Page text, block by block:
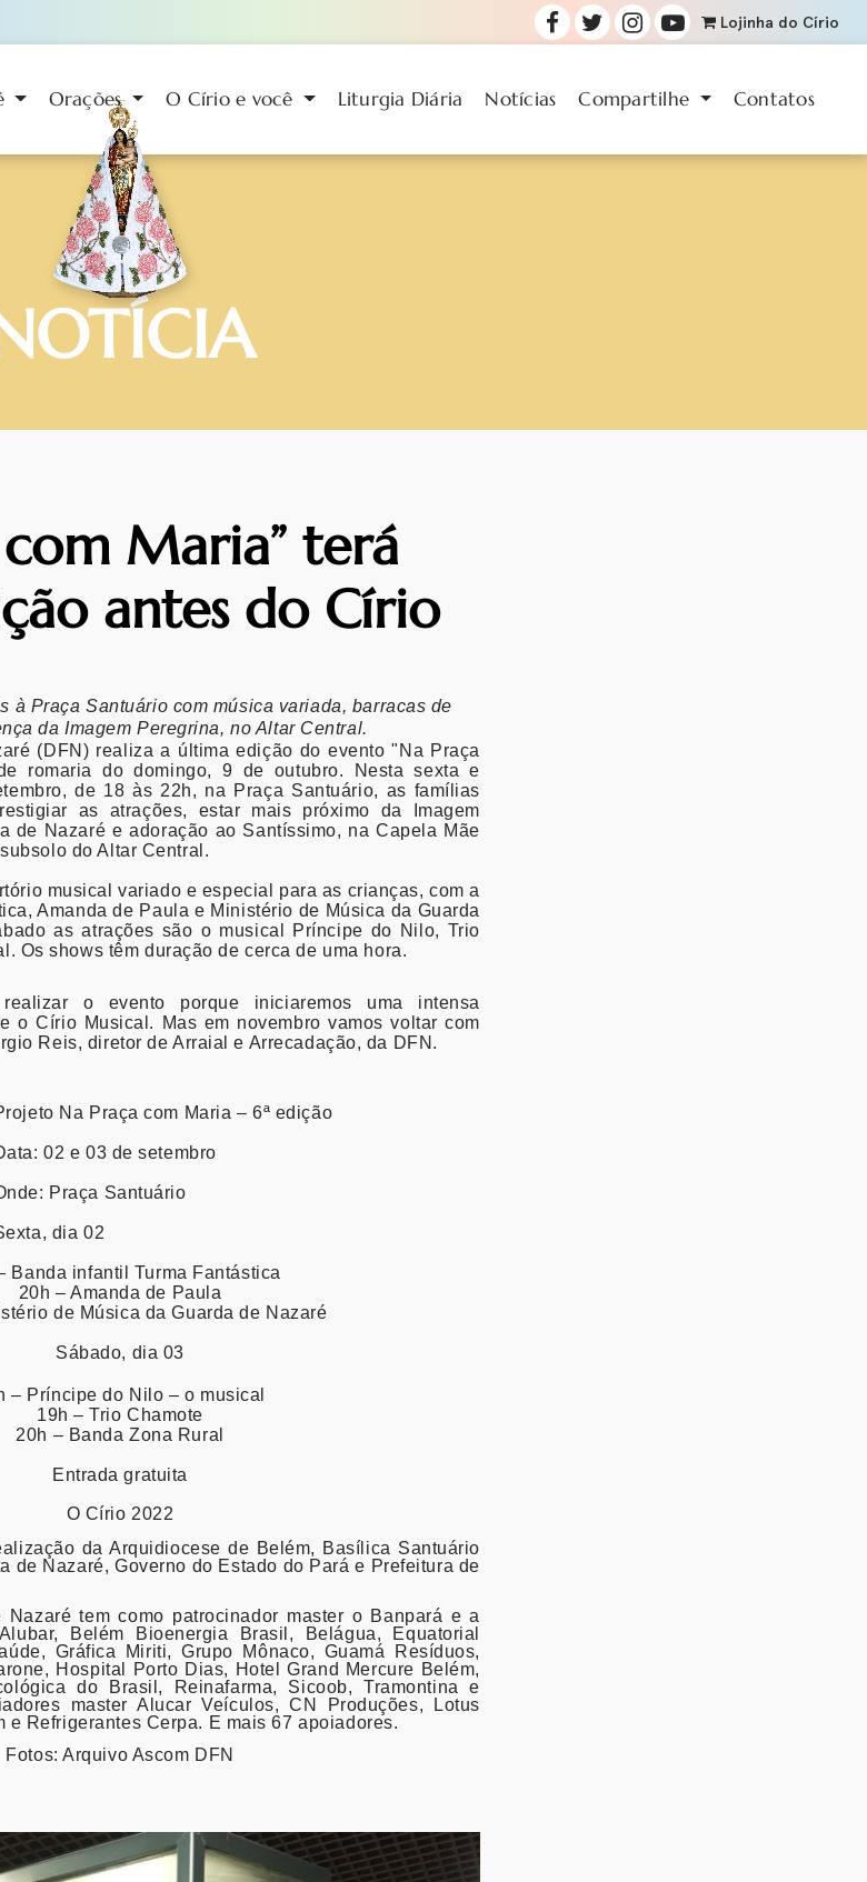
Lojinha do Círio
Orações O Círio e você Liturgia Diária Notícias Compartilhe Contatos
com Maria” terá
antes do Círio
à Praça Santuário com música variada, barracas de
da Imagem Peregrina, no Altar Central.
(DFN) realiza a última edição do evento "Na Praça
romaria do domingo, 9 de outubro. Nesta sexta e
de 18 às 22h, na Praça Santuário, as famílias
as atrações, estar mais próximo da Imagem
de Nazaré e adoração ao Santíssimo, na Capela Mãe
do Altar Central.
musical variado e especial para as crianças, com a
Amanda de Paula e Ministério de Música da Guarda
as atrações são o musical Príncipe do Nilo, Trio
Os shows têm duração de cerca de uma hora.
o evento porque iniciaremos uma intensa
o Círio Musical. Mas em novembro vamos voltar com
Reis, diretor de Arraial e Arrecadação, da DFN.
Na Praça com Maria – 6ª edição
02 e 03 de setembro
Praça Santuário
dia 02
Banda infantil Turma Fantástica
20h – Amanda de Paula
de Música da Guarda de Nazaré
Sábado, dia 03
– Príncipe do Nilo – o musical
19h – Trio Chamote
20h – Banda Zona Rural
Entrada gratuita
O Círio 2022
da Arquidiocese de Belém, Basílica Santuário
de Nazaré, Governo do Estado do Pará e Prefeitura de
tem como patrocinador master o Banpará e a
Belém Bioenergia Brasil, Belágua, Equatorial
Gráfica Miriti, Grupo Mônaco, Guamá Resíduos,
Hospital Porto Dias, Hotel Grand Mercure Belém,
do Brasil, Reinafarma, Sicoob, Tramontina e
master Alucar Veículos, CN Produções, Lotus
e Refrigerantes Cerpa. E mais 67 apoiadores.
Fotos: Arquivo Ascom DFN